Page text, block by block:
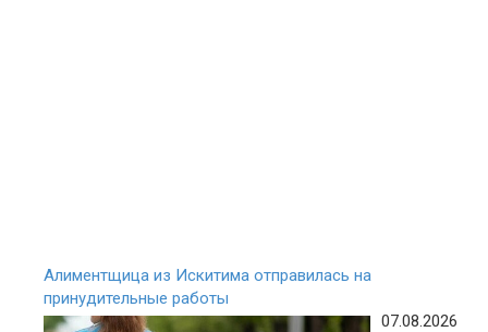
Алиментщица из Искитима отправилась на
принудительные работы
07.08.2026